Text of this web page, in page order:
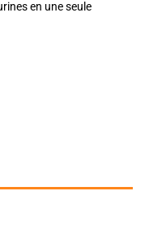
en une seule